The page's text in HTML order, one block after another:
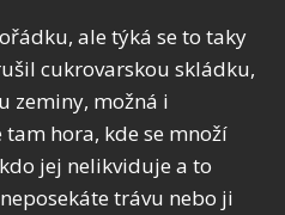
ale týká se to taky
cukrovarskou skládku,
zeminy, možná i
hora, kde se množí
jej nelikviduje a to
trávu nebo ji